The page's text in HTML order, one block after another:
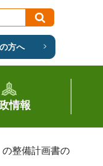
方へ
情報
整備計画書の